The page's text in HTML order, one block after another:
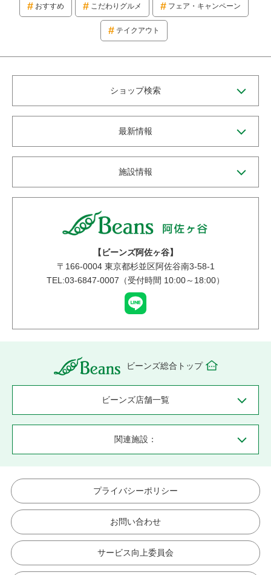
おすすめ こだわりグルメ フェア・キャンペーン
テイクアウト
ショップ検索
最新情報
施設情報
【ビーンズ阿佐ヶ谷】
〒 166-0004東京都杉並区阿佐谷南3-58-1
TEL:03-6847-0007（受付時間 10:00～18:00）
ビーンズ総合トップ
ビーンズ店舗一覧
関連施設：
プライバシーポリシー
お問い合わせ
サービス向上委員会